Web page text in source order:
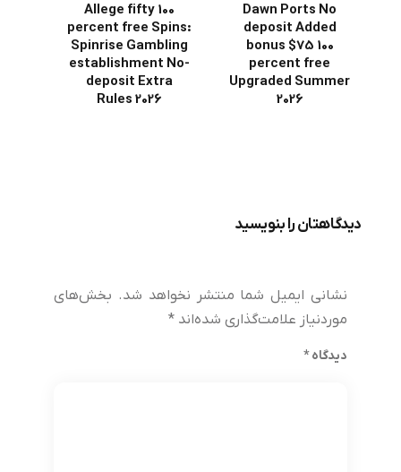
Dawn Ports No
deposit Added
bonus $75 100
percent free
Upgraded Summer
2026
Allege fifty 100
percent free Spins:
Spinrise Gambling
establishment No-
deposit Extra
Rules 2026
دیدگاهتان را بنویسید
نشانی ایمیل شما منتشر نخواهد شد. بخش‌های
موردنیاز علامت‌گذاری شده‌اند*
دیدگاه*